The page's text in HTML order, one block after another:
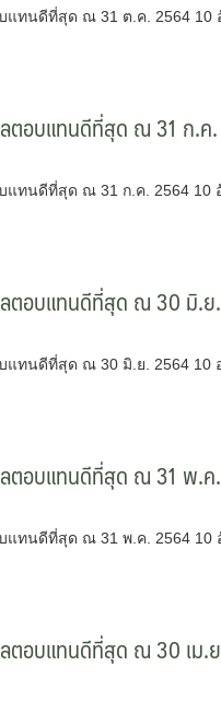
แทนดีที่สุด ณ 31 ต.ค. 2564 10
ตอบแทนดีที่สุด ณ 31 ก.ค
แทนดีที่สุด ณ 31 ก.ค. 2564 10
ตอบแทนดีที่สุด ณ 30 มิ.
แทนดีที่สุด ณ 30 มิ.ย. 2564 10
ตอบแทนดีที่สุด ณ 31 พ.
แทนดีที่สุด ณ 31 พ.ค. 2564 10
ตอบแทนดีที่สุด ณ 30 เม.